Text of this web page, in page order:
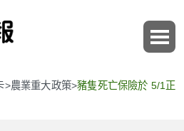
>農業重大政策>豬隻死亡保險於 5/1正